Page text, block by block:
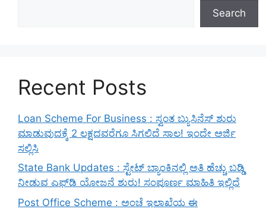
Search
Recent Posts
Loan Scheme For Business : ಸ್ವಂತ ಬ್ಯುಸಿನೆಸ್ ಶುರು
ಮಾಡುವುದಕ್ಕೆ 2 ಲಕ್ಷದವರೆಗೂ ಸಿಗಲಿದೆ ಸಾಲ! ಇಂದೇ ಅರ್ಜಿ
ಸಲ್ಲಿಸಿ
State Bank Updates : ಸ್ಟೇಟ್ ಬ್ಯಾಂಕಿನಲ್ಲಿ ಅತಿ ಹೆಚ್ಚು ಬಡ್ಡಿ
ನೀಡುವ ಎಫ್‌ಡಿ ಯೋಜನೆ ಶುರು! ಸಂಪೂರ್ಣ ಮಾಹಿತಿ ಇಲ್ಲಿದೆ
Post Office Scheme : ಅಂಚೆ ಇಲಾಖೆಯ ಈ